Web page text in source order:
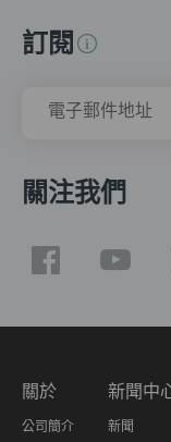
訂閱
電子郵件地址
關注我們
關於
公司簡介
新聞中
新聞